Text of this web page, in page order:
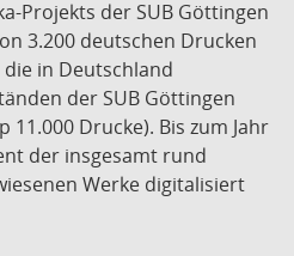
Projekts der SUB Göttingen
3.200 deutschen Drucken
in Deutschland
der SUB Göttingen
11.000 Drucke). Bis zum Jahr
der insgesamt rund
Werke digitalisiert